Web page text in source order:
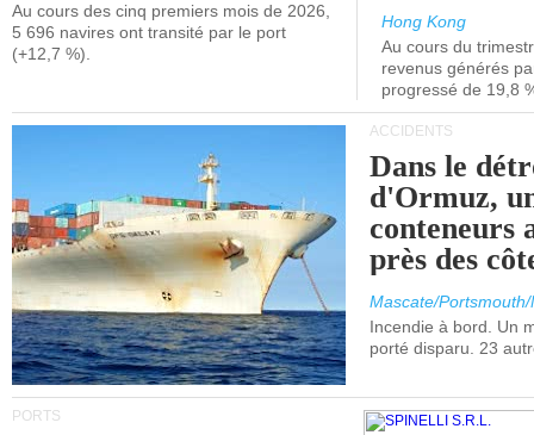
Au cours des cinq premiers mois de 2026,
5 696 navires ont transité par le port
(+12,7 %).
Hong Kong
Au cours du
revenus générés
progressé de 19,8
ACCIDENTS
Dans le
d'Ormuz,
conteneurs
près des
Mascate/
Incendie à bord. Un
porté disparu. 23
PORTS